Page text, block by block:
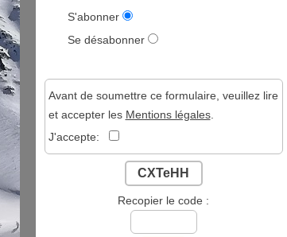
S'abonner
Se désabonner
Avant de soumettre ce formulaire, veuillez lire
et accepter les Mentions légales.
J'accepte:
CXTeHH
Recopier le code :